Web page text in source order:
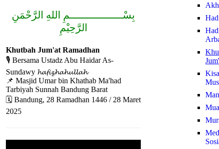
بِسْــــــــــــــــــمِ اللهِ الرَّحْمَنِ
الرَّحِيْمِ
Khutbah Jum'at Ramadhan
🎙️ Bersama Ustadz Abu Haidar As-
Sundawy 𝓱𝓪𝓯𝓲𝔃𝓱𝓪𝓱𝓾𝓵𝓵𝓪𝓱
📌 Masjid Umar bin Khathab Ma'had
Tarbiyah Sunnah Bandung Barat
🗓️ Bandung, 28 Ramadhan 1446 / 28 Maret
2025